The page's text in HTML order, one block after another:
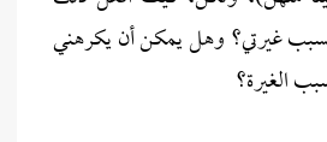
غيرتي؟ وهل يمكن أن يكرهني
الغيرة؟